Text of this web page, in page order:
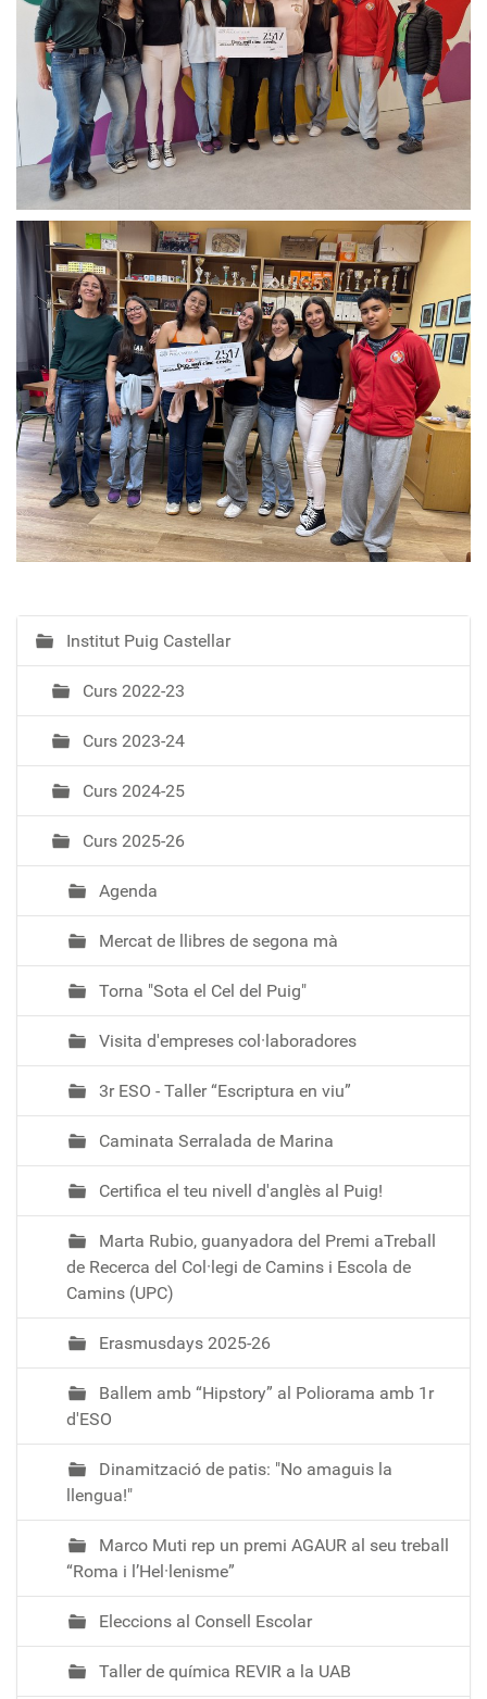
N
a
e
a
Institut Puig Castellar
Curs 2022-23
Curs 2023-24
Curs 2024-25
Curs 2025-26
Agenda
Mercat de llibres de segona mà
Torna "Sota el Cel del Puig"
Visita d'empreses col·laboradores
3r ESO - Taller “Escriptura en viu”
Caminata Serralada de Marina
Certifica el teu nivell d'anglès al Puig!
Marta Rubio, guanyadora del Premi aTreball
de Recerca del Col·legi de Camins i Escola de
Camins (UPC)
Erasmusdays 2025-26
Ballem amb “Hipstory” al Poliorama amb 1r
d'ESO
Dinamització de patis: "No amaguis la
llengua!"
Marco Muti rep un premi AGAUR al seu treball
“Roma i l’Hel·lenisme”
Eleccions al Consell Escolar
Taller de química REVIR a la UAB